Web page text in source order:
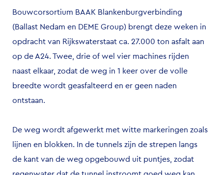
Bouwcorsortium BAAK Blankenburgverbinding
(Ballast Nedam en DEME Group) brengt deze weken in
opdracht van Rijkswaterstaat ca. 27.000 ton asfalt aan
op de A24. Twee, drie of wel vier machines rijden
naast elkaar, zodat de weg in 1 keer over de volle
breedte wordt geasfalteerd en er geen naden
ontstaan.
De weg wordt afgewerkt met witte markeringen zoals
lijnen en blokken. In de tunnels zijn de strepen langs
de kant van de weg opgebouwd uit puntjes, zodat